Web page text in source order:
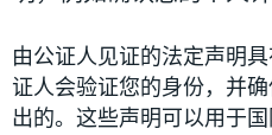
由公证人见证的法定声明
证人会验证您的身份，并
出的。这些声明可以用于